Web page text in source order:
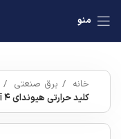
منو
خانه برق صنعتی
کلید حرارتی هیوندای ۴ آمپر HMMS-32K